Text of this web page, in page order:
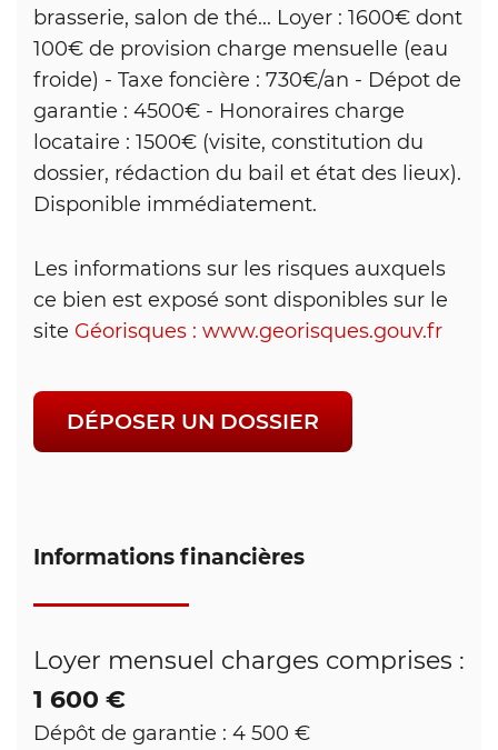
brasserie, salon de thé... Loyer : 1600€ dont
100€ de provision charge mensuelle (eau
froide) - Taxe foncière : 730€/an - Dépot de
garantie : 4500€ - Honoraires charge
locataire : 1500€ (visite, constitution du
dossier, rédaction du bail et état des lieux).
Disponible immédiatement.
Les informations sur les risques auxquels
ce bien est exposé sont disponibles sur le
site Géorisques : www.georisques.gouv.fr
DÉPOSER UN DOSSIER
Informations financières
Loyer mensuel charges comprises :
1 600 €
Dépôt de garantie : 4 500 €